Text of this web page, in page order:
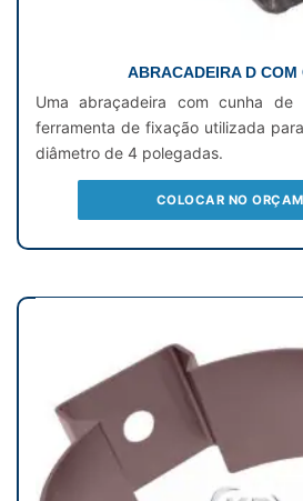
ABRACADEIRA D COM
Uma abraçadeira com cunha
ferramenta de fixação utilizada
diâmetro de 4 polegadas.
COLOCAR NO